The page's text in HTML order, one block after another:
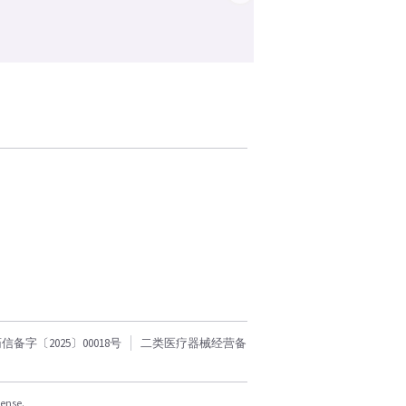
备字〔2025〕00018号 二类医疗器械经营备